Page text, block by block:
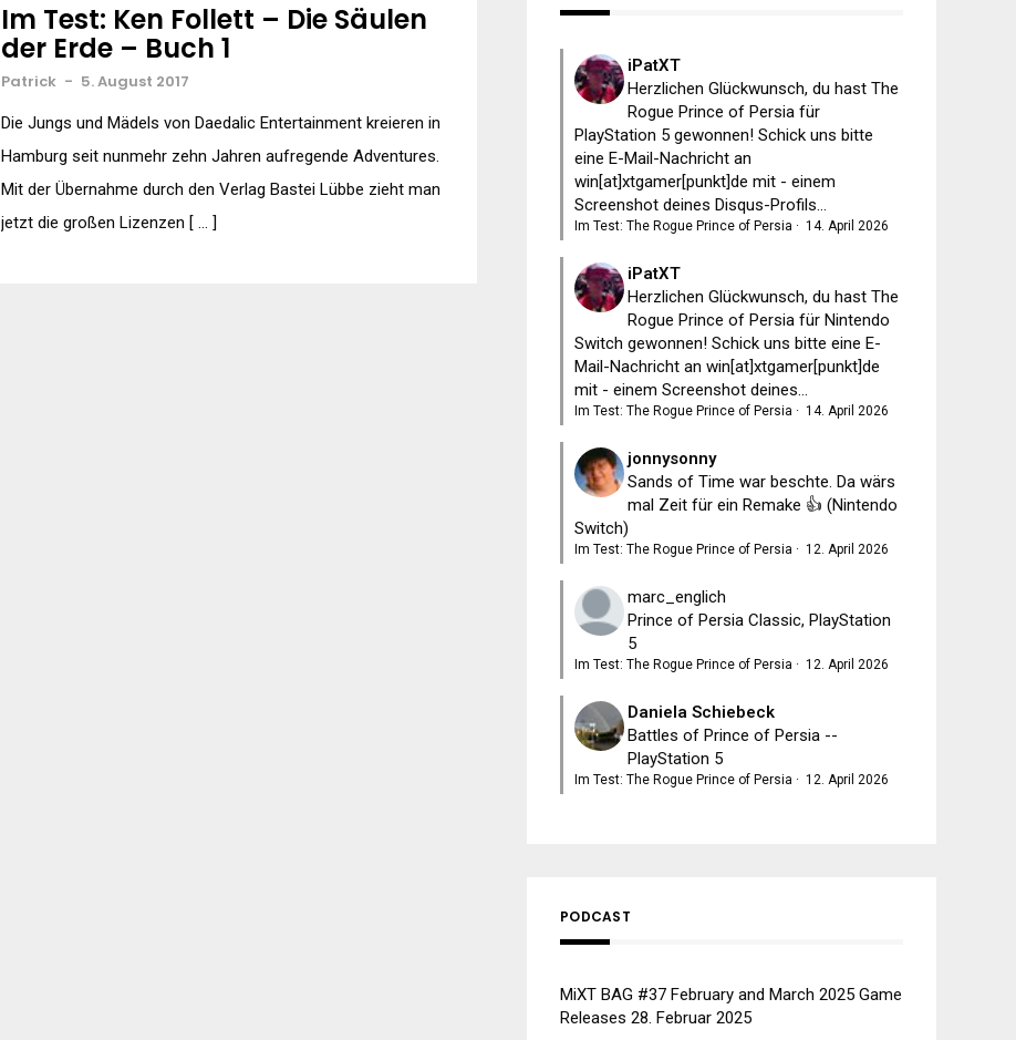
Im Test: Ken Follett – Die Säulen
der Erde – Buch 1
Patrick - 5. August 2017
Die Jungs und Mädels von Daedalic Entertainment kreieren in
Hamburg seit nunmehr zehn Jahren aufregende Adventures.
Mit der Übernahme durch den Verlag Bastei Lübbe zieht man
jetzt die großen Lizenzen [ … ]
iPatXT
Herzlichen Glückwunsch, du hast The
Rogue Prince of Persia für
PlayStation 5 gewonnen! Schick uns bitte
eine E-Mail-Nachricht an
win[at]xtgamer[punkt]de mit - einem
Screenshot deines Disqus-Profils...
Im Test: The Rogue Prince of Persia · 14. April 2026
iPatXT
Herzlichen Glückwunsch, du hast The
Rogue Prince of Persia für Nintendo
Switch gewonnen! Schick uns bitte eine E-
Mail-Nachricht an win[at]xtgamer[punkt]de
mit - einem Screenshot deines...
Im Test: The Rogue Prince of Persia · 14. April 2026
jonnysonny
Sands of Time war beschte. Da wärs
mal Zeit für ein Remake 👍 (Nintendo
Switch)
Im Test: The Rogue Prince of Persia · 12. April 2026
marc_englich
Prince of Persia Classic, PlayStation
5
Im Test: The Rogue Prince of Persia · 12. April 2026
Daniela Schiebeck
Battles of Prince of Persia --
PlayStation 5
Im Test: The Rogue Prince of Persia · 12. April 2026
PODCAST
MiXT BAG #37 February and March 2025 Game
Releases 28. Februar 2025